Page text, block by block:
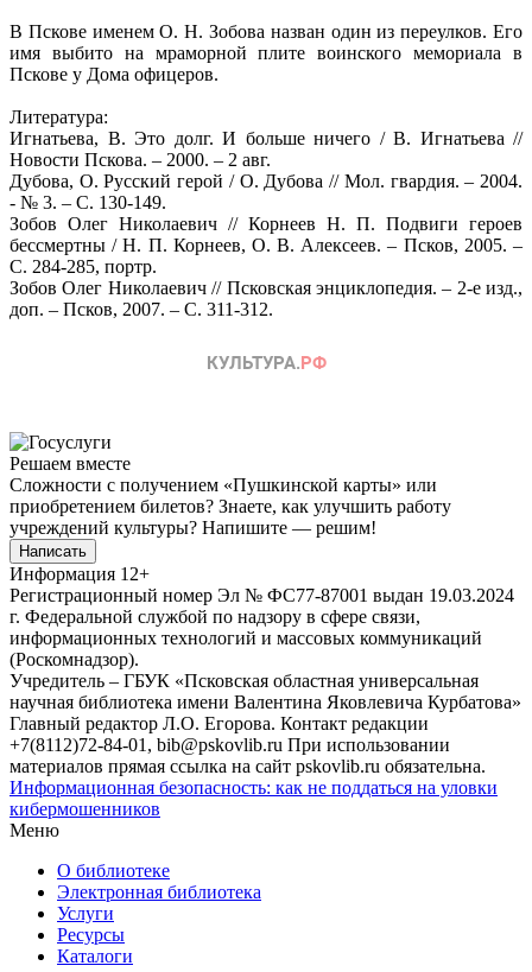
В Пскове именем О. Н. Зобова назван один из переулков. Его
имя выбито на мраморной плите воинского мемориала в
Пскове у Дома офицеров.
Литература:
Игнатьева, В. Это долг. И больше ничего / В. Игнатьева //
Новости Пскова. – 2000. – 2 авг.
Дубова, О. Русский герой / О. Дубова // Мол. гвардия. – 2004.
- № 3. – С. 130-149.
Зобов Олег Николаевич // Корнеев Н. П. Подвиги героев
бессмертны / Н. П. Корнеев, О. В. Алексеев. – Псков, 2005. –
С. 284-285, портр.
Зобов Олег Николаевич // Псковская энциклопедия. – 2-е изд.,
доп. – Псков, 2007. – С. 311-312.
Решаем вместе
Сложности с получением «Пушкинской карты» или
приобретением билетов? Знаете, как улучшить работу
учреждений культуры? Напишите — решим!
Написать
Информация 12+
Регистрационный номер Эл № ФС77-87001 выдан 19.03.2024
г. Федеральной службой по надзору в сфере связи,
информационных технологий и массовых коммуникаций
(Роскомнадзор).
Учредитель – ГБУК «Псковская областная универсальная
научная библиотека имени Валентина Яковлевича Курбатова»
Главный редактор Л.О. Егорова. Контакт редакции
+7(8112)72-84-01, bib@pskovlib.ru При использовании
материалов прямая ссылка на сайт pskovlib.ru обязательна.
Информационная безопасность: как не поддаться на уловки
кибермошенников
Меню
О библиотеке
Электронная библиотека
Услуги
Ресурсы
Каталоги